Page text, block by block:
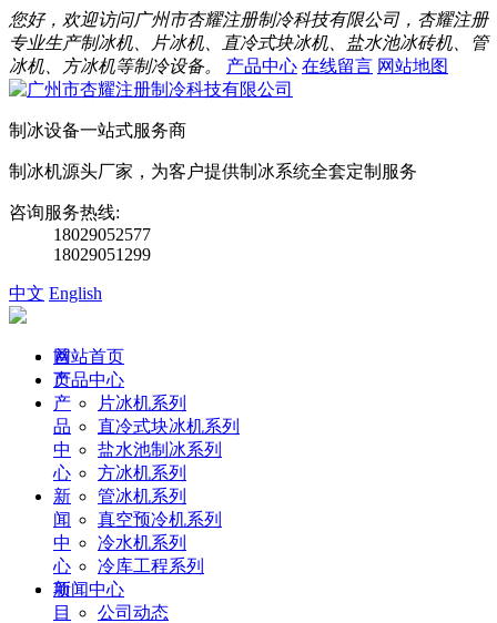
您好，欢迎访问广州市杏耀注册制冷科技有限公司，杏耀注册
专业生产制冰机、片冰机、直冷式块冰机、盐水池冰砖机、管
冰机、方冰机等制冷设备。
产品中心 在线留言 网站地图
制冰设备一站式服务商
制冰机源头厂家，为客户提供制冰系统全套定制服务
咨询服务热线:
18029052577
18029051299
中文 English
首
页
产
品
中
心
新
闻
中
心
项
目
网站首页
产品中心
片冰机系列
直冷式块冰机系列
盐水池制冰系列
方冰机系列
管冰机系列
真空预冷机系列
冷水机系列
冷库工程系列
新闻中心
公司动态